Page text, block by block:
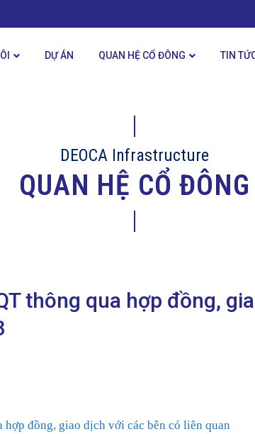
DỰ ÁN QUAN HỆ CỔ ĐÔNG TIN
DEOCA Infrastructure
QUAN HỆ CỔ ĐÔNG
thông qua hợp đồng,
đồng, giao dịch với các bên có liên quan